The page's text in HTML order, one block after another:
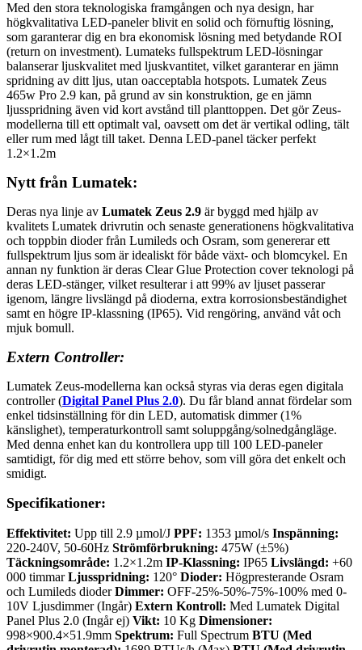
Med den stora teknologiska framgången och nya design, har
högkvalitativa LED-paneler blivit en solid och förnuftig lösning,
som garanterar dig en bra ekonomisk lösning med betydande ROI
(return on investment). Lumateks fullspektrum LED-lösningar
balanserar ljuskvalitet med ljuskvantitet, vilket garanterar en jämn
spridning av ditt ljus, utan oacceptabla hotspots. Lumatek Zeus
465w Pro 2.9 kan, på grund av sin konstruktion, ge en jämn
ljusspridning även vid kort avstånd till planttoppen. Det gör Zeus-
modellerna till ett optimalt val, oavsett om det är vertikal odling, tält
eller rum med lågt till taket. Denna LED-panel täcker perfekt
1.2×1.2m
Nytt från Lumatek:
Deras nya linje av Lumatek Zeus 2.9 är byggd med hjälp av
kvalitets Lumatek drivrutin och senaste generationens högkvalitativa
och toppbin dioder från Lumileds och Osram, som genererar ett
fullspektrum ljus som är idealiskt för både växt- och blomcykel. En
annan ny funktion är deras Clear Glue Protection cover teknologi på
deras LED-stänger, vilket resulterar i att 99% av ljuset passerar
igenom, längre livslängd på dioderna, extra korrosionsbeständighet
samt en högre IP-klassning (IP65). Vid rengöring, använd våt och
mjuk bomull.
Extern Controller:
Lumatek Zeus-modellerna kan också styras via deras egen digitala
controller (Digital Panel Plus 2.0). Du får bland annat fördelar som
enkel tidsinställning för din LED, automatisk dimmer (1%
känslighet), temperaturkontroll samt soluppgång/solnedgångläge.
Med denna enhet kan du kontrollera upp till 100 LED-paneler
samtidigt, för dig med ett större behov, som vill göra det enkelt och
smidigt.
Specifikationer:
Effektivitet: Upp till 2.9 µmol/J PPF: 1353 µmol/s Inspänning:
220-240V, 50-60Hz Strömförbrukning: 475W (±5%)
Täckningsområde: 1.2×1.2m IP-Klassning: IP65 Livslängd: +60
000 timmarLjusspridning: 120° Dioder: Högpresterande Osram
och Lumileds dioderDimmer: OFF-25%-50%-75%-100% med 0-
10V Ljusdimmer (Ingår) Extern Kontroll: Med Lumatek Digital
Panel Plus 2.0 (Ingår ej) Vikt: 10 Kg Dimensioner:
998×900.4×51.9mm Spektrum: Full Spectrum BTU (Med